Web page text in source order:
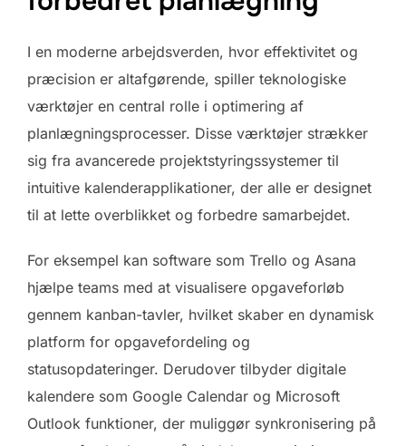
I en moderne arbejdsverden, hvor effektivitet og
præcision er altafgørende, spiller teknologiske
værktøjer en central rolle i optimering af
planlægningsprocesser. Disse værktøjer strækker
sig fra avancerede projektstyringssystemer til
intuitive kalenderapplikationer, der alle er designet
til at lette overblikket og forbedre samarbejdet.
For eksempel kan software som Trello og Asana
hjælpe teams med at visualisere opgaveforløb
gennem kanban-tavler, hvilket skaber en dynamisk
platform for opgavefordeling og
statusopdateringer. Derudover tilbyder digitale
kalendere som Google Calendar og Microsoft
Outlook funktioner, der muliggør synkronisering på